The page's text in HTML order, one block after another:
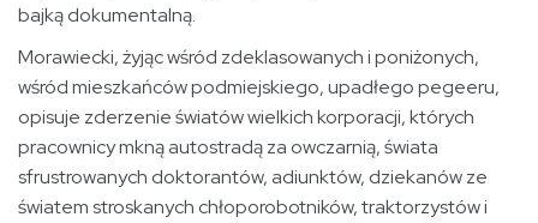
bajką dokumentalną.
Morawiecki, żyjąc wśród zdeklasowanych i poniżonych,
wśród mieszkańców podmiejskiego, upadłego pegeeru,
opisuje zderzenie światów wielkich korporacji, których
pracownicy mkną autostradą za owczarnią, świata
sfrustrowanych doktorantów, adiunktów, dziekanów ze
światem stroskanych chłoporobotników, traktorzystów i